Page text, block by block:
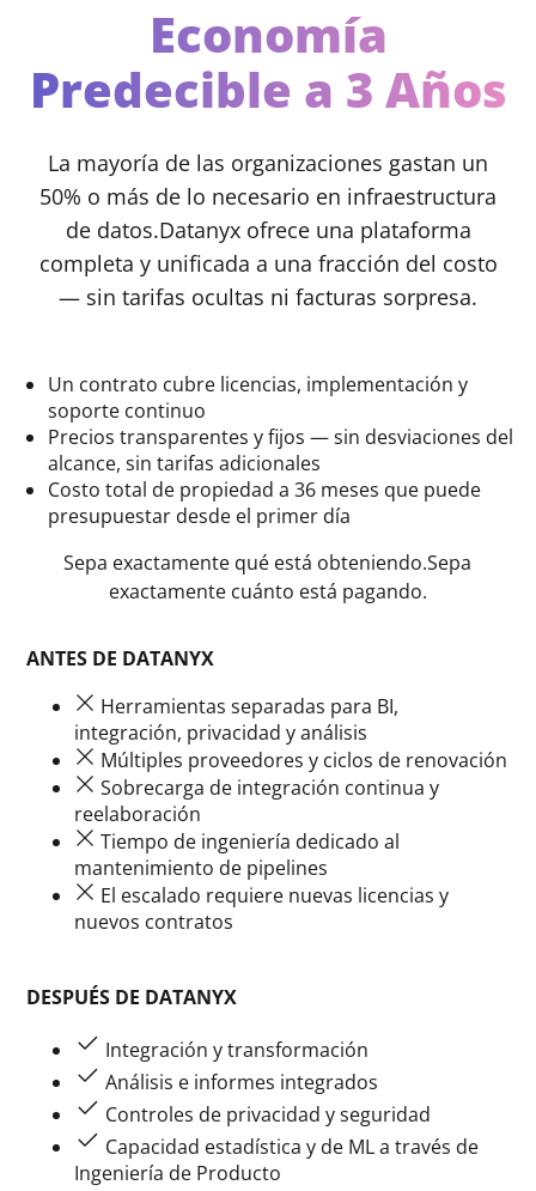
Economía
Predecible a 3 Años
La mayoría de las organizaciones gastan un
50% o más de lo necesario en infraestructura
de datos.Datanyx ofrece una plataforma
completa y unificada a una fracción del costo
— sin tarifas ocultas ni facturas sorpresa.
Un contrato cubre licencias, implementación y
soporte continuo
Precios transparentes y fijos — sin desviaciones del
alcance, sin tarifas adicionales
Costo total de propiedad a 36 meses que puede
presupuestar desde el primer día
Sepa exactamente qué está obteniendo.Sepa
exactamente cuánto está pagando.
ANTES DE DATANYX
Herramientas separadas para BI,
integración, privacidad y análisis
Múltiples proveedores y ciclos de renovación
Sobrecarga de integración continua y
reelaboración
Tiempo de ingeniería dedicado al
mantenimiento de pipelines
El escalado requiere nuevas licencias y
nuevos contratos
DESPUÉS DE DATANYX
Integración y transformación
Análisis e informes integrados
Controles de privacidad y seguridad
Capacidad estadística y de ML a través de
Ingeniería de Producto